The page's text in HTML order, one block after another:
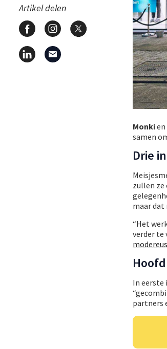
Artikel delen
Monkien
samen
Drie
zullen ze
maar dat
“Het
verder te
In eerste
partners